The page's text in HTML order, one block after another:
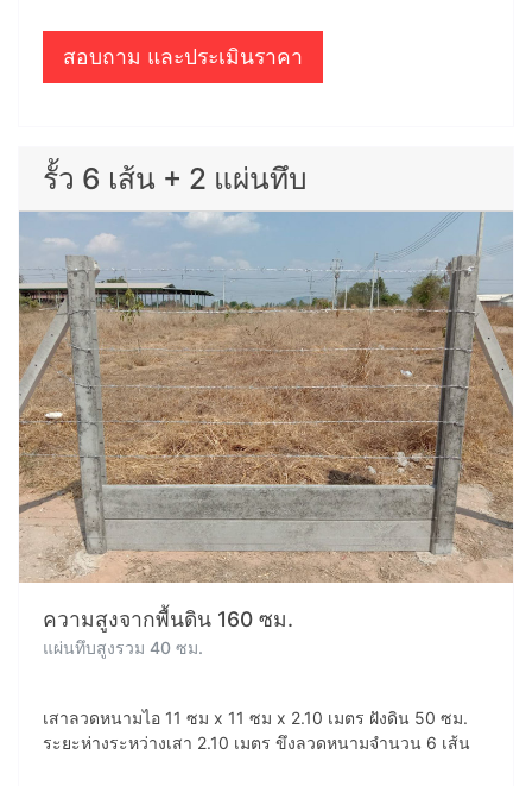
สอบถาม และประเมินราคา
รั้ว 6 เส้น + 2 แผ่นทึบ
ความสูงจากพื้นดิน 160 ซม.
แผ่นทึบสูงรวม 40 ซม.
เสาลวดหนามไอ 11 ซม x 11 ซม x 2.10 เมตร ฝังดิน 50 ซม.
ระยะห่างระหว่างเสา 2.10 เมตร ขึงลวดหนามจำนวน 6 เส้น